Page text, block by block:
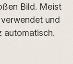
Bild. Meist
und
automatisch.